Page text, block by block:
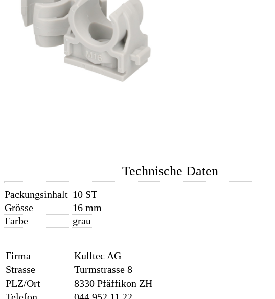
Technische Daten
Packungsinhalt 10 ST
Grösse
16 mm
Farbe
grau
Firma
Kulltec AG
Strasse
Turmstrasse 8
PLZ/Ort
8330 Pfäffikon ZH